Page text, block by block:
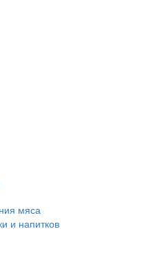
мяса
и напитков